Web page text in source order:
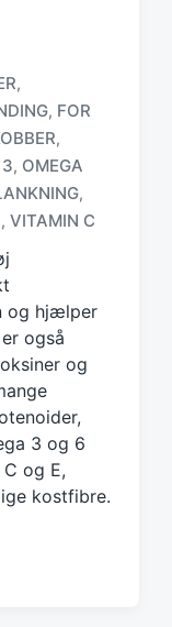
,
, FOR
,
, OMEGA
,
, VITAMIN C
og hjælper
også
og
3 og 6
og E,
kostfibre.